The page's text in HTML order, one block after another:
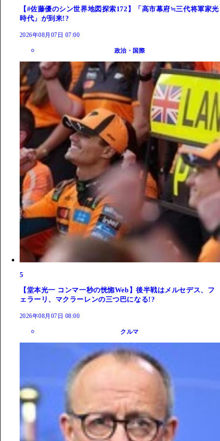
【#佐藤優のシン世界地図探索172】「高市幕府≒三代将軍家光
時代」が到来!?
2026年08月07日 07:00
政治・国際
5
【堂本光一 コンマ一秒の恍惚Web】後半戦はメルセデス、フ
ェラーリ、マクラーレンの三つ巴になる!?
2026年08月07日 08:00
クルマ